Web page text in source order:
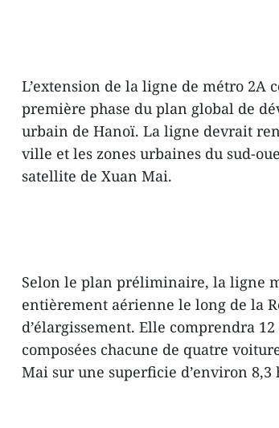
L’extension de la ligne de métro
première phase du plan global de
urbain de Hanoï. La ligne devrait
ville et les zones urbaines du sud-
satellite de Xuan Mai.
Selon le plan préliminaire, la ligne
entièrement aérienne le long de la
d’élargissement. Elle comprendra
composées chacune de quatre
Mai sur une superficie d’environ 8,3